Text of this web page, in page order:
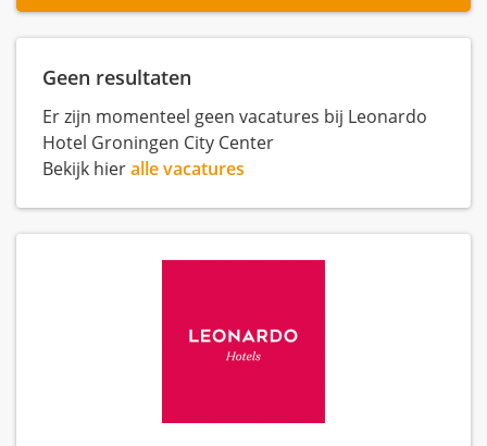
Geen resultaten
Er zijn momenteel geen vacatures bij Leonardo
Hotel Groningen City Center
Bekijk hieralle vacatures